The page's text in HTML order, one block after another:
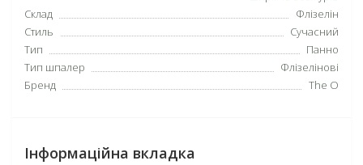
Склад
Флізелін
Стиль
Сучасний
Тип
Панно
Тип шпалер
Флізелінові
Бренд
The O
Інформаційна вкладка